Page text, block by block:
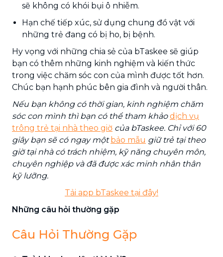
sẽ không có khói bụi ô nhiễm.
Hạn chế tiếp xúc, sử dụng chung đồ vật với
những trẻ đang có bị ho, bị bệnh.
Hy vọng với những chia sẻ của bTaskee sẽ giúp
bạn có thêm những kinh nghiệm và kiến thức
trong việc chăm sóc con của mình được tốt hơn.
Chúc bạn hạnh phúc bên gia đình và người thân.
Nếu bạn không có thời gian, kinh nghiệm chăm
sóc con mình thì bạn có thể tham khảodịch vụ
trông trẻ tại nhà theo giờ của bTaskee. Chỉ với 60
giây bạn sẽ có ngay mộtbảo mẫu giữ trẻ tại theo
giờ tại nhà có trách nhiệm, kỹ năng chuyên môn,
chuyên nghiệp và đã được xác minh nhân thân
kỹ lưỡng.
Tải app bTaskee tại đây!
Những câu hỏi thường gặp
Câu Hỏi Thường Gặp